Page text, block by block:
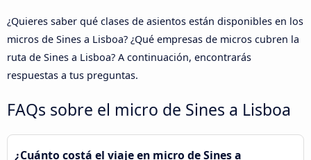
¿Quieres saber qué clases de asientos están disponibles en los
micros de Sines a Lisboa? ¿Qué empresas de micros cubren la
ruta de Sines a Lisboa? A continuación, encontrarás
respuestas a tus preguntas.
FAQs sobre el micro de Sines a Lisboa
¿Cuánto costá el viaje en micro de Sines a